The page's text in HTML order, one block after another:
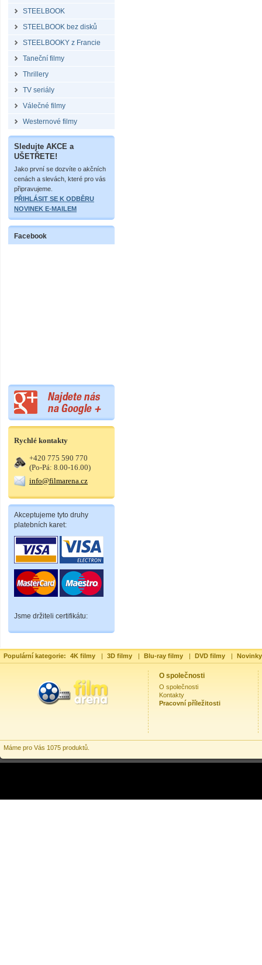
STEELBOOK
STEELBOOK bez disků
STEELBOOKY z Francie
Taneční filmy
Thrillery
TV seriály
Válečné filmy
Westernové filmy
Sledujte AKCE a
UŠETŘETE!
Jako první se dozvíte o akčních
cenách a slevách, které pro vás
připravujeme.
PŘIHLÁSIT SE K ODBĚRU
NOVINEK E-MAILEM
Facebook
Rychlé kontakty
+420 775 590 770
(Po-Pá: 8.00-16.00)
info@filmarena.cz
Akceptujeme tyto druhy
platebních karet:
Jsme držiteli certifikátu:
Populární kategorie: 4K filmy | 3D filmy | Blu-ray filmy | DVD filmy |
O společnosti
O společnosti
Kontakty
Pracovní příležitosti
Máme pro Vás 1075 produktů.